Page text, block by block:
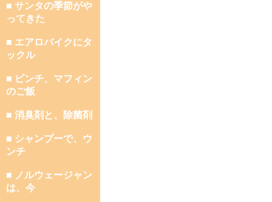
■ サンタの季節がや
ってきた
■ エアロバイクにタ
ックル
■ ピンチ、マフィン
のご飯
■ 消臭剤と、除菌剤
■ シャンプーで、ウ
ンチ
■ ノルウェージャン
は、今